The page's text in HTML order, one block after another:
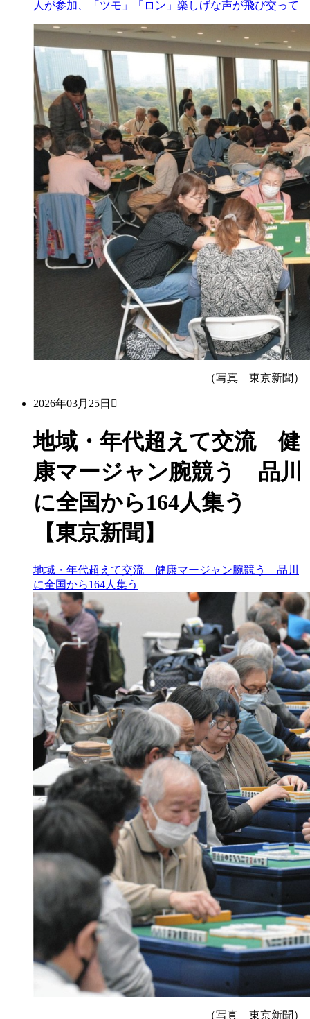
人が参加、「ツモ」「ロン」楽しげな声が飛び交って
（写真 東京新聞）
2026年03月25日
地域・年代超えて交流 健
康マージャン腕競う 品川
に全国から164人集う
【東京新聞】
地域・年代超えて交流 健康マージャン腕競う 品川
に全国から164人集う
（写真 東京新聞）